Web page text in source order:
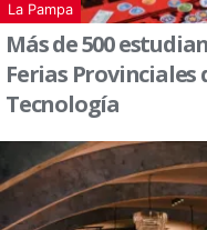
La Pampa
Más de 500
Ferias Provinciales
Tecnología